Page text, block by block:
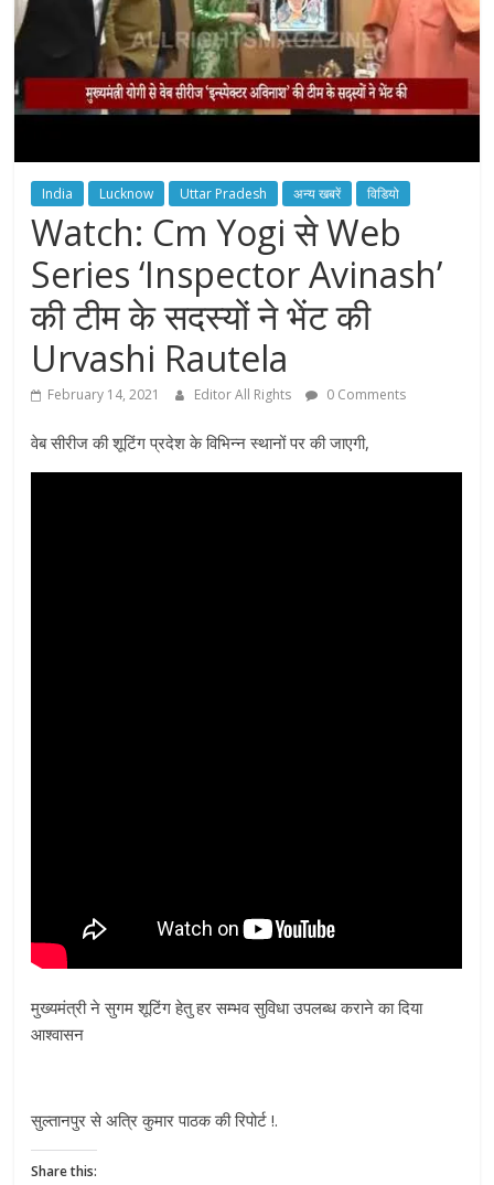
India Lucknow Uttar Pradesh अन्य खबरें विडियो
Watch: Cm Yogi से Web
Series ‘Inspector Avinash’
की टीम के सदस्यों ने भेंट की
Urvashi Rautela
February 14, 2021 Editor All Rights 0 Comments
वेब सीरीज की शूटिंग प्रदेश के विभिन्न स्थानों पर की जाएगी,
मुख्यमंत्री ने सुगम शूटिंग हेतु हर सम्भव सुविधा उपलब्ध कराने का दिया
आश्वासन
सुल्तानपुर से अत्रि कुमार पाठक की रिपोर्ट !.
Share this: